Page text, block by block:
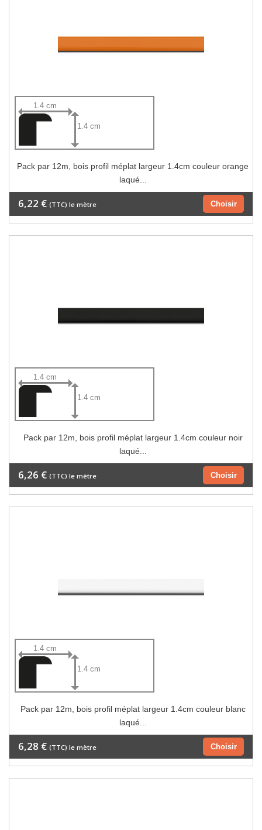
1.4 cm
1.4 cm
Pack par 12m, bois profil méplat largeur 1.4cm couleur orange
laqué...
Choisir
6,22 € (TTC) le mètre
1.4 cm
1.4 cm
Pack par 12m, bois profil méplat largeur 1.4cm couleur noir
laqué...
Choisir
6,26 € (TTC) le mètre
1.4 cm
1.4 cm
Pack par 12m, bois profil méplat largeur 1.4cm couleur blanc
laqué...
Choisir
6,28 € (TTC) le mètre